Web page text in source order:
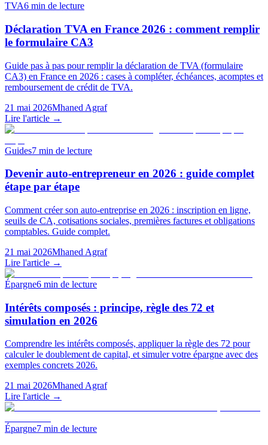
TVA6 min de lecture
Déclaration TVA en France 2026 : comment remplir
le formulaire CA3
Guide pas à pas pour remplir la déclaration de TVA (formulaire
CA3) en France en 2026 : cases à compléter, échéances, acomptes et
remboursement de crédit de TVA.
21 mai 2026Mhaned Agraf
Lire l'article →
Guides7 min de lecture
Devenir auto-entrepreneur en 2026 : guide complet
étape par étape
Comment créer son auto-entreprise en 2026 : inscription en ligne,
seuils de CA, cotisations sociales, premières factures et obligations
comptables. Guide complet.
21 mai 2026Mhaned Agraf
Lire l'article →
Épargne6 min de lecture
Intérêts composés : principe, règle des 72 et
simulation en 2026
Comprendre les intérêts composés, appliquer la règle des 72 pour
calculer le doublement de capital, et simuler votre épargne avec des
exemples concrets 2026.
21 mai 2026Mhaned Agraf
Lire l'article →
Épargne7 min de lecture